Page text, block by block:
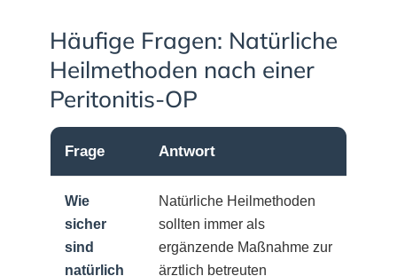
Häufige Fragen: Natürliche
Heilmethoden nach einer
Peritonitis-OP
Frage Antwort
Wie
sicher
sind
natürlich
Natürliche Heilmethoden
sollten immer als
ergänzende Maßnahme zur
ärztlich betreuten